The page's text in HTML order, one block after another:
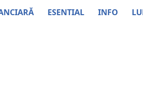
ESENTIAL INFO